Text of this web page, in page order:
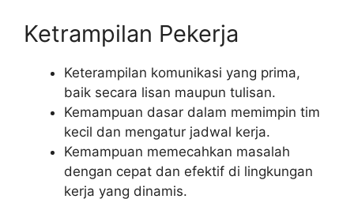
Ketrampilan Pekerja
Keterampilan komunikasi yang prima,
baik secara lisan maupun tulisan.
Kemampuan dasar dalam memimpin tim
kecil dan mengatur jadwal kerja.
Kemampuan memecahkan masalah
dengan cepat dan efektif di lingkungan
kerja yang dinamis.